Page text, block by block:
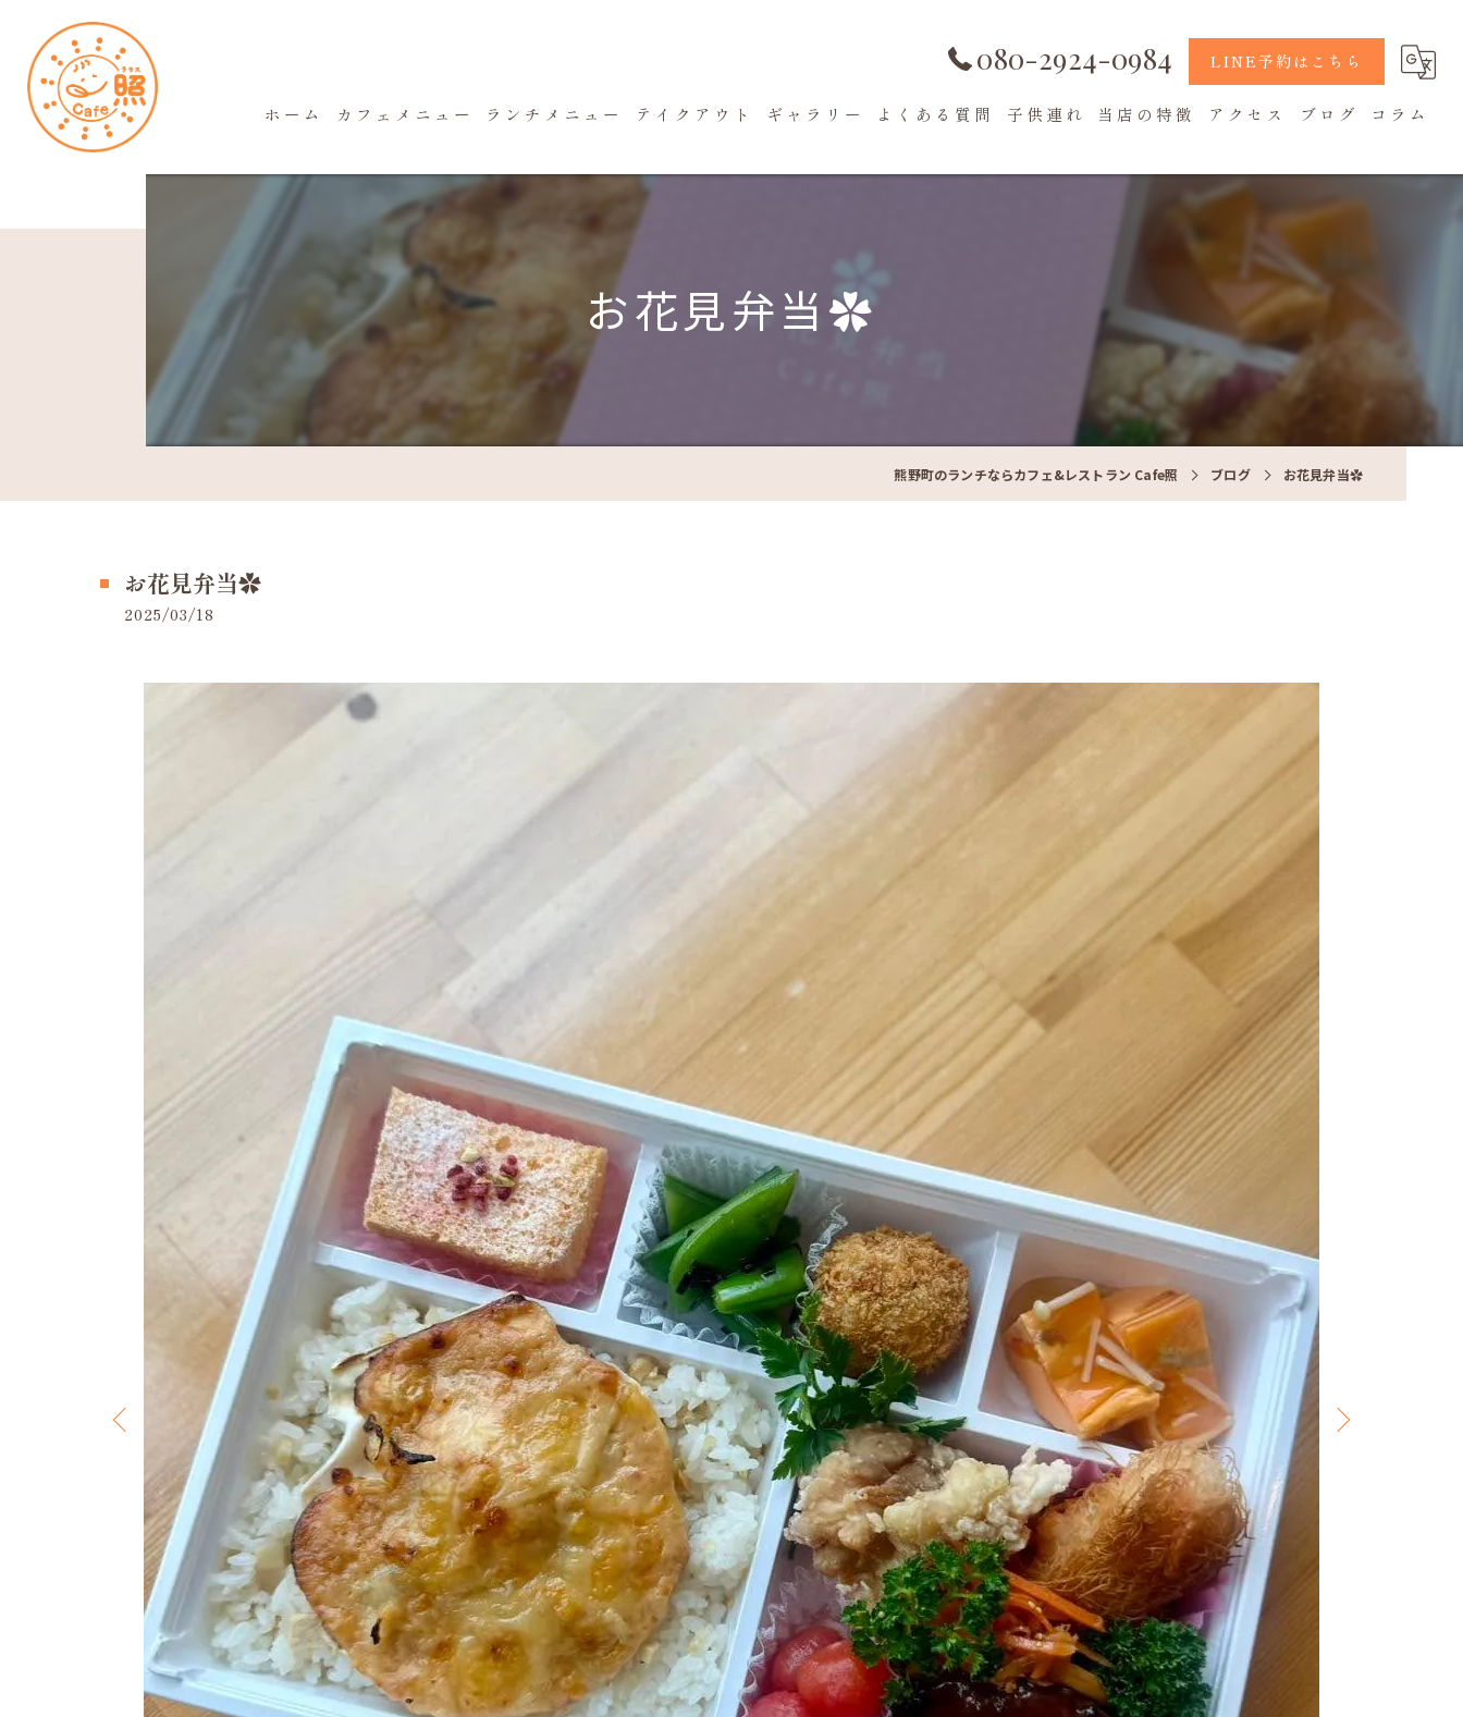
080-2924-0984 LINE予約はこちら
ホーム カフェメニュー ランチメニュー テイクアウト ギャラリー よくある質問 子供連れ 当店の特徴 アクセス ブログ コラム
お花見弁当✿
熊野町のランチならカフェ&レストラン Cafe照 ブログ お花見弁当✿
お花見弁当✿
2025/03/18